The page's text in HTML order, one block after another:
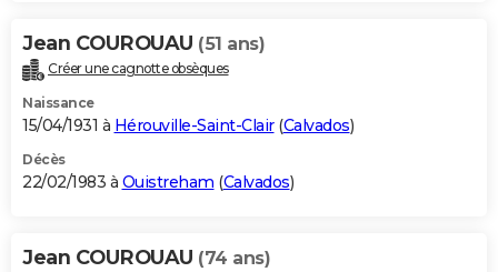
Jean COUROUAU (51 ans)
Créer une cagnotte obsèques
Naissance
15/04/1931 à Hérouville-Saint-Clair(Calvados)
Décès
22/02/1983 à Ouistreham (Calvados)
Jean COUROUAU (74 ans)